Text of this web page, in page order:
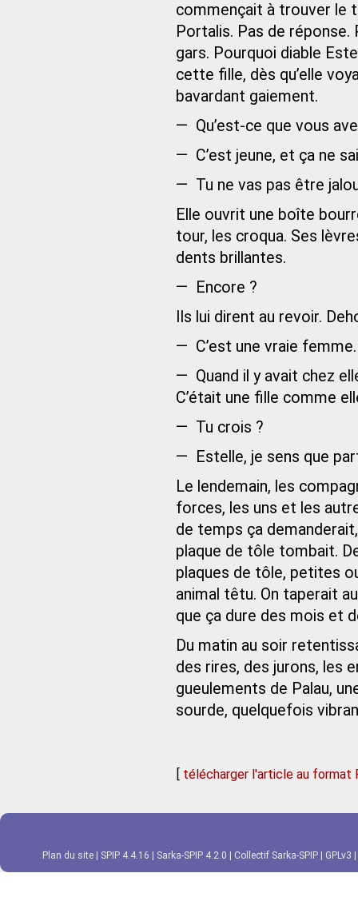
commençait à trouver le
Portalis. Pas de
gars. Pourquoi diable
cette fille, dès qu’elle
bavardant gaiement.
— Qu’est-ce que vous
— C’est jeune, et ça ne
— Tu ne vas pas être
Elle ouvrit une boîte
tour, les croqua. Ses
dents brillantes.
— Encore ?
Ils lui dirent au revoir.
— C’est une vraie
— Quand il y avait chez
C’était une fille comme
— Tu crois ?
— Estelle, je sens que
Le lendemain, les
forces, les uns et les
de temps ça
plaque de tôle tombait.
plaques de tôle, petites
animal têtu. On taperait
que ça dure des mois et
Du matin au soir
des rires, des jurons, les
gueulements de Palau,
sourde, quelquefois
[ télécharger l'article au format
Plan du site SPIP 4.4.16 Sarka-SPIP 4.2.0 Collectif Sarka-SPIP GPLv3